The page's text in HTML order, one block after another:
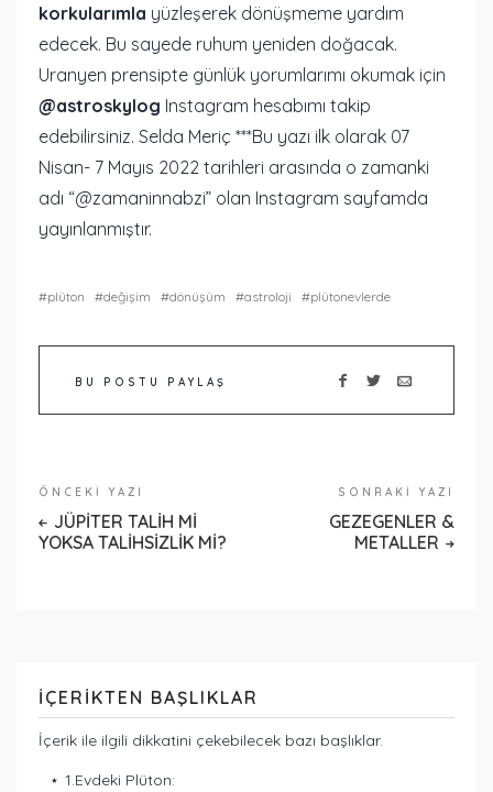
korkularımla yüzleşerek dönüşmeme yardım
edecek. Bu sayede ruhum yeniden doğacak.
Uranyen prensipte günlük yorumlarımı okumak için
@astroskylog Instagram hesabımı takip
edebilirsiniz. Selda Meriç ***Bu yazı ilk olarak 07
Nisan- 7 Mayıs 2022 tarihleri arasında o zamanki
adı “@zamaninnabzi” olan Instagram sayfamda
yayınlanmıştır.
plüton değişim dönüşüm astroloji plütonevlerde
BU POSTU PAYLAŞ
ÖNCEKI YAZI
JÜPİTER TALİH Mİ
YOKSA TALİHSİZLİK Mİ?
SONRAKI YAZI
GEZEGENLER &
METALLER
İÇERIKTEN BAŞLIKLAR
İçerik ile ilgili dikkatini çekebilecek bazı başlıklar.
1.Evdeki Plüton: